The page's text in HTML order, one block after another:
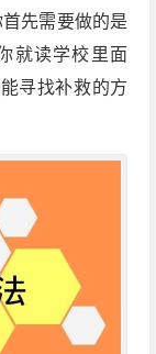
先需要做的是
就读学校里面
寻找补救的方